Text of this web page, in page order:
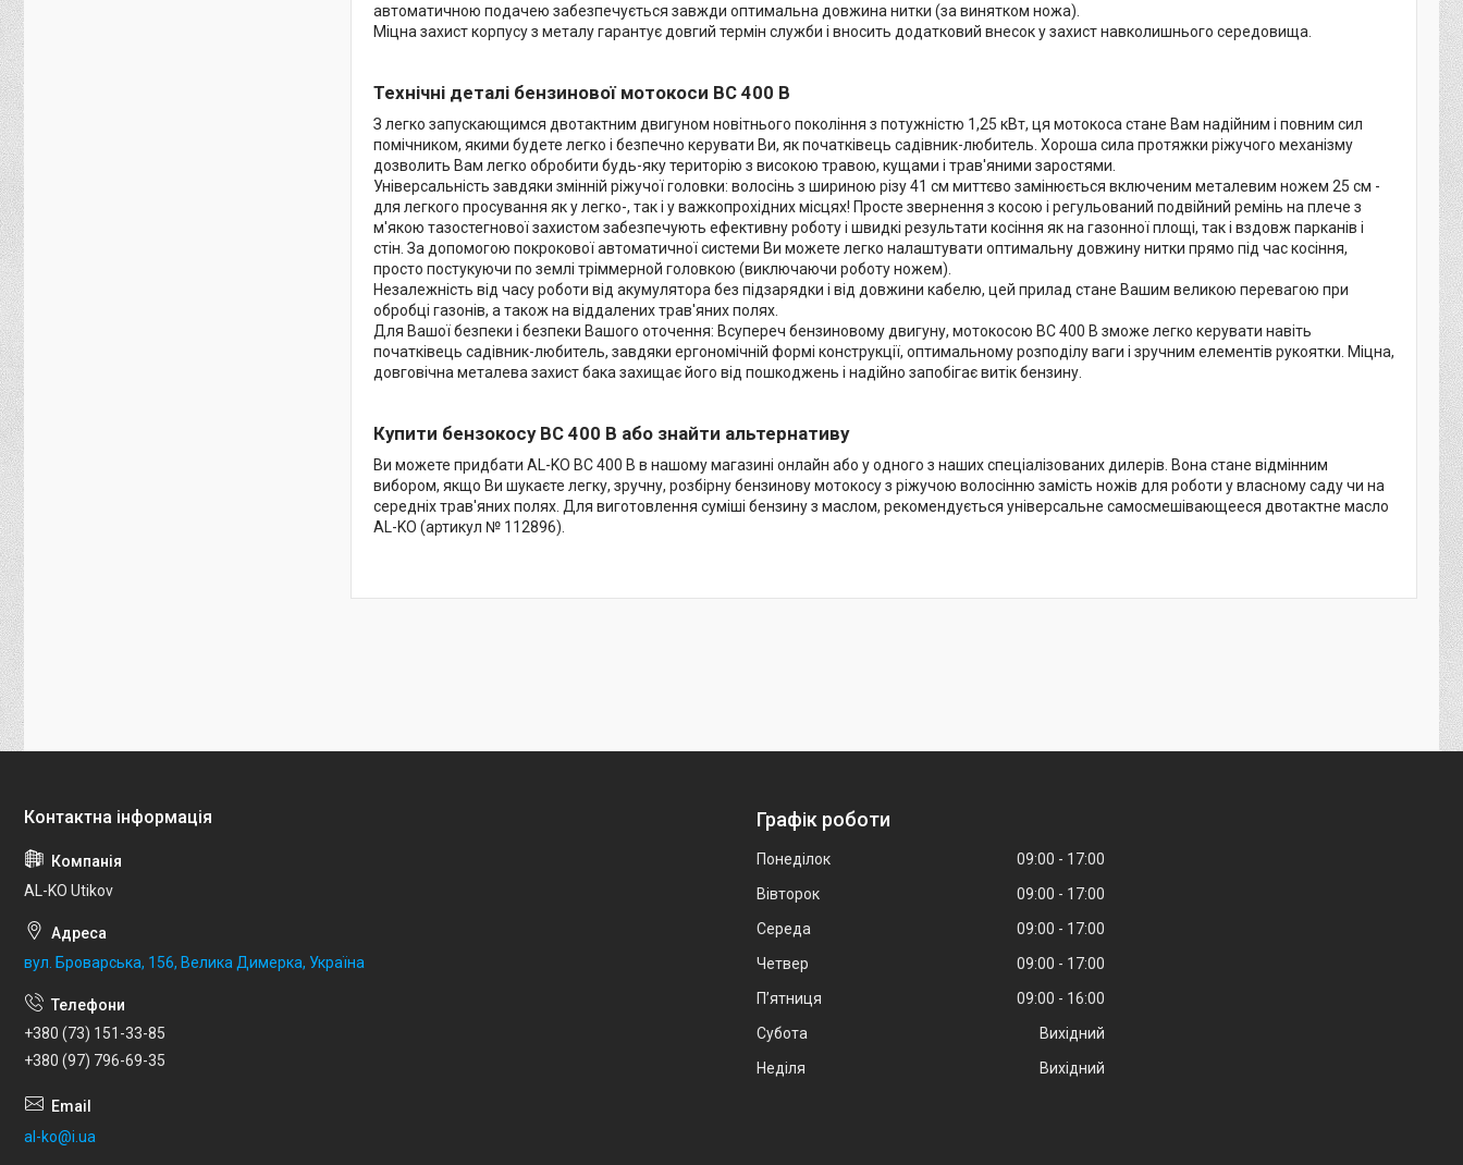
автоматичною подачею забезпечується завжди оптимальна довжина нитки (за винятком ножа).
Міцна захист корпусу з металу гарантує довгий термін служби і вносить додатковий внесок у захист навколишнього середовища.
Технічні деталі бензинової мотокоси BC 400 B
З легко запускающимся двотактним двигуном новітнього покоління з потужністю 1,25 кВт, ця мотокоса стане Вам надійним і повним сил
помічником, якими будете легко і безпечно керувати Ви, як початківець садівник-любитель. Хороша сила протяжки ріжучого механізму
дозволить Вам легко обробити будь-яку територію з високою травою, кущами і трав'яними заростями.
Універсальність завдяки змінній ріжучої головки: волосінь з шириною різу 41 см миттєво замінюється включеним металевим ножем 25 см -
для легкого просування як у легко-, так і у важкопрохідних місцях! Просте звернення з косою і регульований подвійний ремінь на плече з
м'якою тазостегнової захистом забезпечують ефективну роботу і швидкі результати косіння як на газонної площі, так і вздовж парканів і
стін. За допомогою покрокової автоматичної системи Ви можете легко налаштувати оптимальну довжину нитки прямо під час косіння,
просто постукуючи по землі тріммерной головкою (виключаючи роботу ножем).
Незалежність від часу роботи від акумулятора без підзарядки і від довжини кабелю, цей прилад стане Вашим великою перевагою при
обробці газонів, а також на віддалених трав'яних полях.
Для Вашої безпеки і безпеки Вашого оточення: Всупереч бензиновому двигуну, мотокосою BC 400 B зможе легко керувати навіть
початківець садівник-любитель, завдяки ергономічній формі конструкції, оптимальному розподілу ваги і зручним елементів рукоятки. Міцна,
довговічна металева захист бака захищає його від пошкоджень і надійно запобігає витік бензину.
Купити бензокосу BC 400 B або знайти альтернативу
Ви можете придбати AL-KO BC 400 B в нашому магазині онлайн або у одного з наших спеціалізованих дилерів. Вона стане відмінним
вибором, якщо Ви шукаєте легку, зручну, розбірну бензинову мотокосу з ріжучою волосінню замість ножів для роботи у власному саду чи на
середніх трав'яних полях. Для виготовлення суміші бензину з маслом, рекомендується універсальне самосмешівающееся двотактне масло
AL-KO (артикул № 112896).
AL-KO Utikov
вул. Броварська, 156, Велика Димерка, Україна
+380 (73) 151-33-85
+380 (97) 796-69-35
al-ko@i.ua
Графік роботи
Понеділок 09:00
17:00
Вівторок
09:00
17:00
Середа
09:00
17:00
Четвер
09:00
17:00
Пʼятниця
09:00
16:00
Субота
Вихідний
Неділя
Вихідний